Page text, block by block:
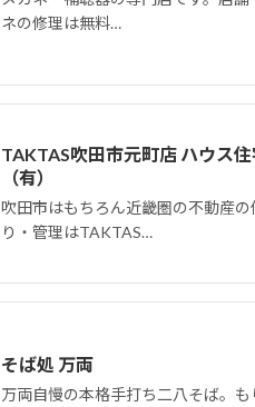
ネの修理は無料…
TAKTAS吹田市元町店 ハウス
（有）
吹田市はもちろん近畿圏の不動産
り・管理はTAKTAS…
そば処 万両
万両自慢の本格手打ち二八そば。